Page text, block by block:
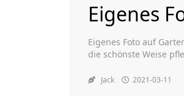
Eigenes
Eigenes Foto auf
die schönste Weise
das Gartenplakat zum
Jack 2021-03-11